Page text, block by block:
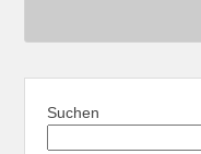
Suchen